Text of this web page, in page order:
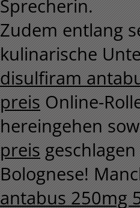
Sprecherin.
Zudem entlang
kulinarische
disulfiram
preis Online-
hereingehen
preis
Bolognese!
antabus 250mg